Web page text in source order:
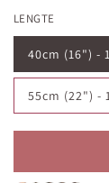
LENGTE
40cm (16") -
55cm (22") -